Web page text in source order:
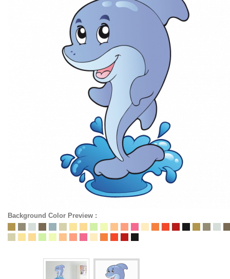
Background Color Preview :